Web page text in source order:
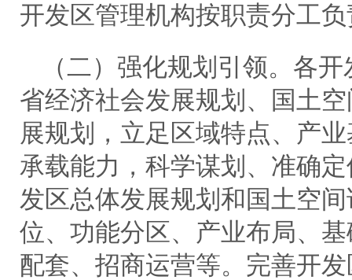
开发区管理机构按职责分工
（二）强化规划引领。各
省经济社会发展规划、国土
展规划，立足区域特点、产
承载能力，科学谋划、准确
发区总体发展规划和国土空
位、功能分区、产业布局、
配套、招商运营等。完善开